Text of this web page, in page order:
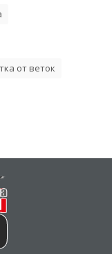
от веток